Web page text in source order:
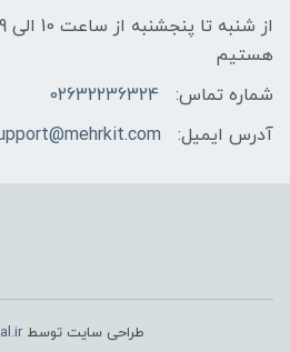
هستیم
شماره تماس:
02632236324
آدرس ایمیل:
طراحی سایت توسط